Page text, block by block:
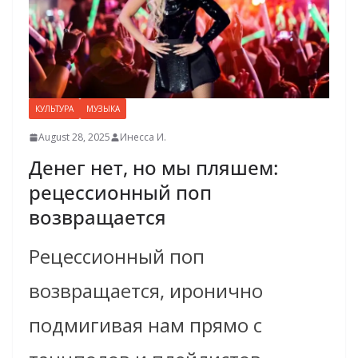
КУЛЬТУРА МУЗЫКА
August 28, 2025 Инесса И.
Денег нет, но мы пляшем:
рецессионный поп
возвращается
Рецессионный поп
возвращается, иронично
подмигивая нам прямо с